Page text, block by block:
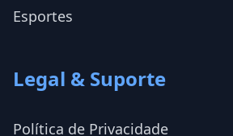
Esportes
Legal & Suporte
Política de Privacidade